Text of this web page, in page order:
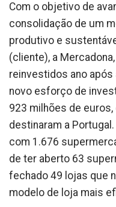
Com o objetivo de
consolidação de um
produtivo e
(cliente), a
reinvestidos ano após
novo esforço de
923 milhões de
destinaram a
com 1.676
de ter aberto 63
fechado 49 lojas que
modelo de loja mais